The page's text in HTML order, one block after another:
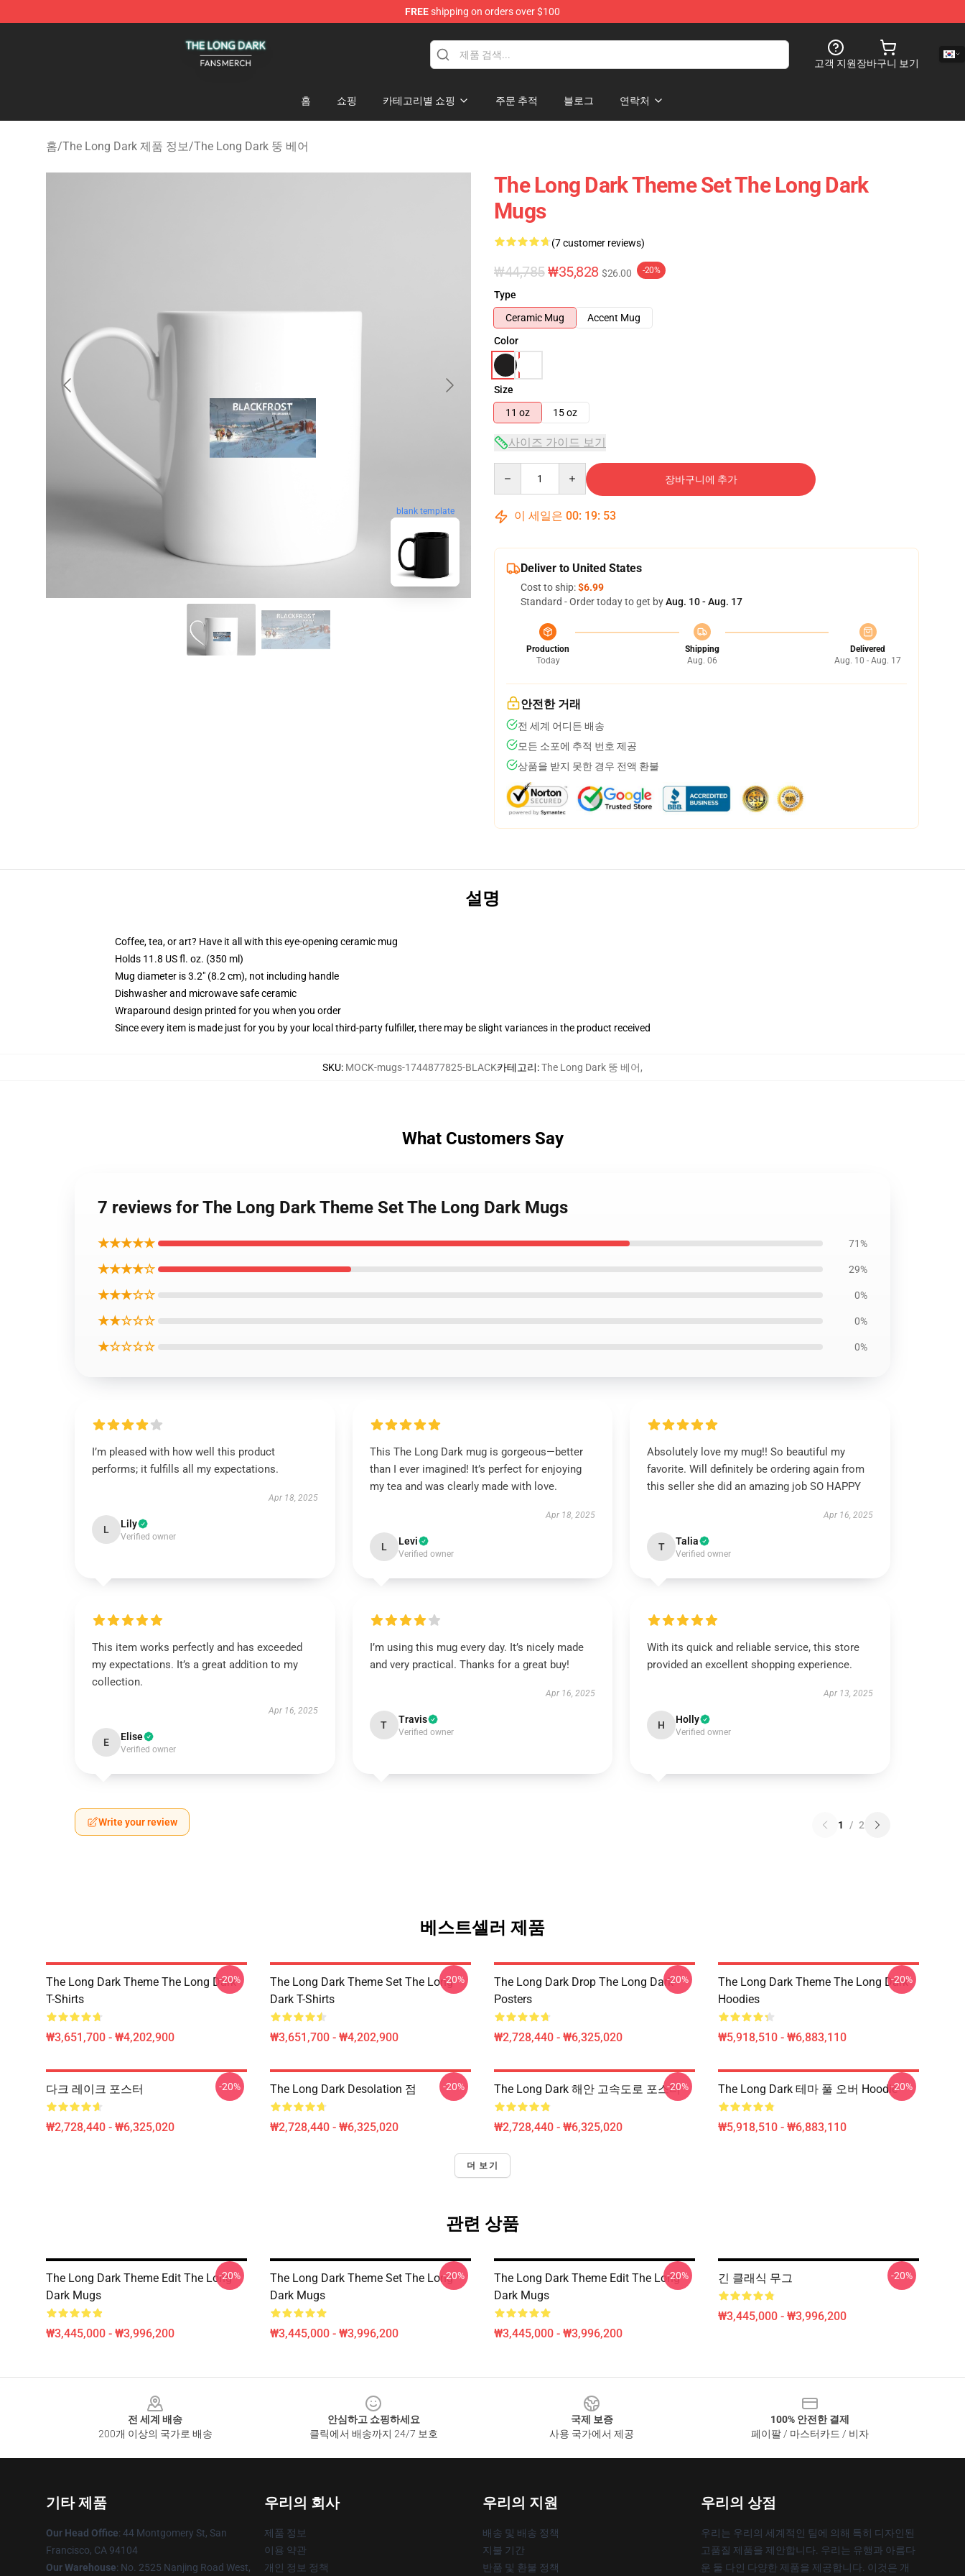
FREEshipping on orders over $100
고객 지원장바구니 보기
홈 쇼핑 카테고리별 쇼핑 주문 추적 블로그 연락처
홈/The Long Dark 제품 정보/The Long Dark 뚱 베어
blank template
The Long Dark Theme Set The Long Dark
Mugs
(7 customer reviews)
₩44,785₩35,828 $26.00 -20%
Type
Ceramic Mug
Accent Mug
Color
Size
11 oz
15 oz
사이즈 가이드 보기
장바구니에 추가
이 세일은 00: 19: 52
Deliver to United States
Cost to ship:$6.99
Standard - Order today to get byAug. 10 - Aug. 17
Production
Today
Shipping
Aug. 06
Delivered
Aug. 10 - Aug. 17
안전한 거래
전 세계 어디든 배송
모든 소포에 추적 번호 제공
상품을 받지 못한 경우 전액 환불
설명
Coffee, tea, or art? Have it all with this eye-opening ceramic mug
Holds 11.8 US fl. oz. (350 ml)
Mug diameter is 3.2" (8.2 cm), not including handle
Dishwasher and microwave safe ceramic
Wraparound design printed for you when you order
Since every item is made just for you by your local third-party fulfiller, there may be slight variances in the product received
SKU: MOCK-mugs-1744877825-BLACK카테고리:The Long Dark 뚱 베어,
What Customers Say
7 reviews for The Long Dark Theme Set The Long Dark Mugs
★★★★★ 71%
★★★★☆ 29%
★★★☆☆ 0%
★★☆☆☆ 0%
★☆☆☆☆ 0%
I’m pleased with how well this product
performs; it fulfills all my expectations.
Apr 18, 2025
L Lily
Verified owner
This The Long Dark mug is gorgeous—better
than I ever imagined! It’s perfect for enjoying
my tea and was clearly made with love.
Apr 18, 2025
L Levi
Verified owner
Absolutely love my mug!! So beautiful my
favorite. Will definitely be ordering again from
this seller she did an amazing job SO HAPPY
Apr 16, 2025
T Talia
Verified owner
This item works perfectly and has exceeded
my expectations. It’s a great addition to my
collection.
Apr 16, 2025
E Elise
Verified owner
I’m using this mug every day. It’s nicely made
and very practical. Thanks for a great buy!
Apr 16, 2025
T Travis
Verified owner
With its quick and reliable service, this store
provided an excellent shopping experience.
Apr 13, 2025
H Holly
Verified owner
Write your review 1 / 2
베스트셀러 제품
The Long Dark Theme The Long Dark
T-Shirts
₩3,651,700 - ₩4,202,900
-20%
The Long Dark Theme Set The Long
Dark T-Shirts
₩3,651,700 - ₩4,202,900
-20%
The Long Dark Drop The Long Dark
Posters
₩2,728,440 - ₩6,325,020
-20%
The Long Dark Theme The Long Dark
Hoodies
₩5,918,510 - ₩6,883,110
-20%
다크 레이크 포스터
₩2,728,440 - ₩6,325,020
-20% The Long Dark Desolation 점
₩2,728,440 - ₩6,325,020
-20% The Long Dark 해안 고속도로 포스터
₩2,728,440 - ₩6,325,020
-20% The Long Dark 테마 풀 오버 Hoodie
₩5,918,510 - ₩6,883,110
-20%
더 보기
관련 상품
The Long Dark Theme Edit The Long
Dark Mugs
₩3,445,000 - ₩3,996,200
-20%
The Long Dark Theme Set The Long
Dark Mugs
₩3,445,000 - ₩3,996,200
-20%
The Long Dark Theme Edit The Long
Dark Mugs
₩3,445,000 - ₩3,996,200
-20% 긴 클래식 무그
₩3,445,000 - ₩3,996,200
-20%
전 세계 배송
200개 이상의 국가로 배송
안심하고 쇼핑하세요
클릭에서 배송까지 24/7 보호
국제 보증
사용 국가에서 제공
100% 안전한 결제
페이팔 / 마스터카드 / 비자
기타 제품
Our Head Office: 44 Montgomery St, San
Francisco, CA 94104
Our Warehouse: No. 2525 Nanjing Road West,
우리의 회사
제품 정보
이용 약관
개인 정보 정책
우리의 지원
배송 및 배송 정책
지불 기간
반품 및 환불 정책
우리의 상점
우리는 우리의 세계적인 팀에 의해 특히 디자인된
고품질 제품을 제안합니다. 우리는 유행과 아름다
운 둘 다인 다양한 제품을 제공합니다. 이것은 개